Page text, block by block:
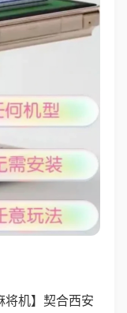
将机】契合西安